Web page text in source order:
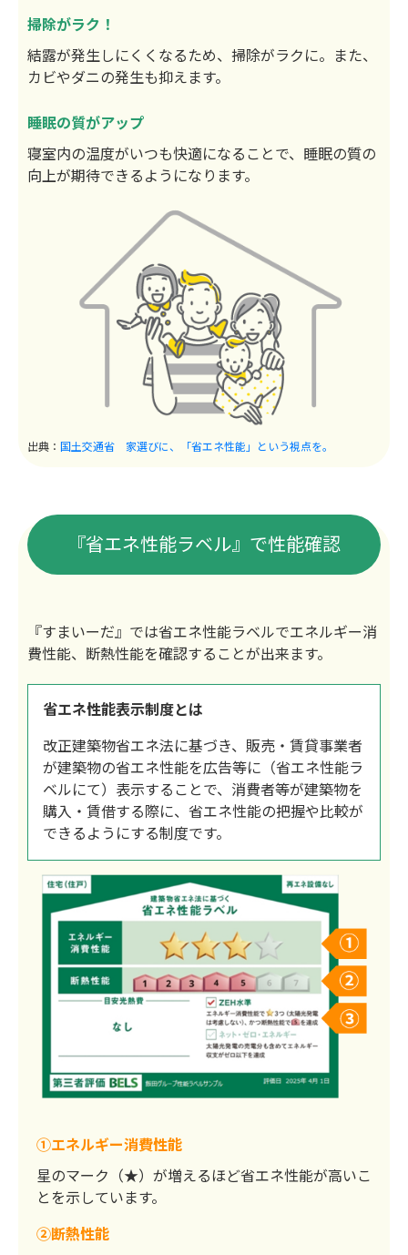
掃除がラク！
結露が発生しにくくなるため、掃除がラクに。また、
カビやダニの発生も抑えます。
睡眠の質がアップ
寝室内の温度がいつも快適になることで、睡眠の質の
向上が期待できるようになります。
出典： 国土交通省 家選びに、「省エネ性能」という視点を。
『省エネ性能ラベル』で性能確認
『すまいーだ』では省エネ性能ラベルでエネルギー消
費性能、断熱性能を確認することが出来ます。
省エネ性能表示制度とは
改正建築物省エネ法に基づき、販売・賃貸事業者
が建築物の省エネ性能を広告等に（省エネ性能ラ
ベルにて）表示することで、消費者等が建築物を
購入・賃借する際に、省エネ性能の把握や比較が
できるようにする制度です。
①エネルギー消費性能
星のマーク（★）が増えるほど省エネ性能が高いこ
とを示しています。
②断熱性能